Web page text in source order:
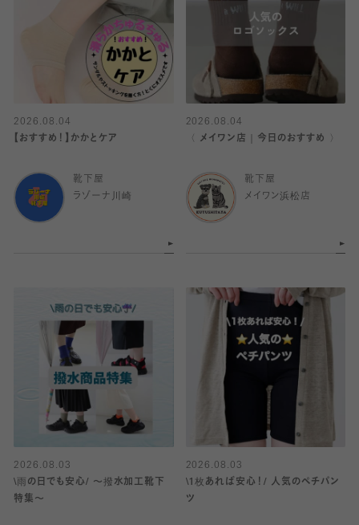
2026.08.04
【おすすめ！】かかとケア
靴下屋
ラゾーナ川崎
2026.08.04
〈 メイワン店｜今日のおすすめ 〉
靴下屋
メイワン浜松店
2026.08.03
\雨の日でも安心/ 〜撥水加工靴下
特集〜
2026.08.03
\1枚あれば安心！/ 人気のペチパン
ツ